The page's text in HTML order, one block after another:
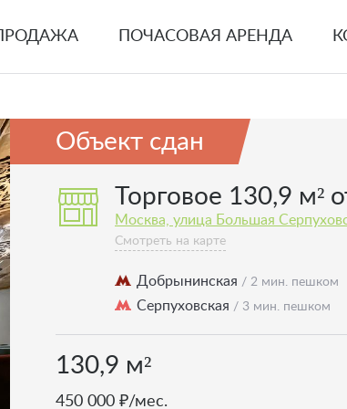
ПРОДАЖА ПОЧАСОВАЯ АРЕНДА
Объект сдан
Торговое 130,9 м²
Москва, улица Большая
Смотреть на карте
Добрынинская / 2 мин. пешком
Серпуховская / 3 мин. пешком
130,9 м²
450 000 ₽/мес.